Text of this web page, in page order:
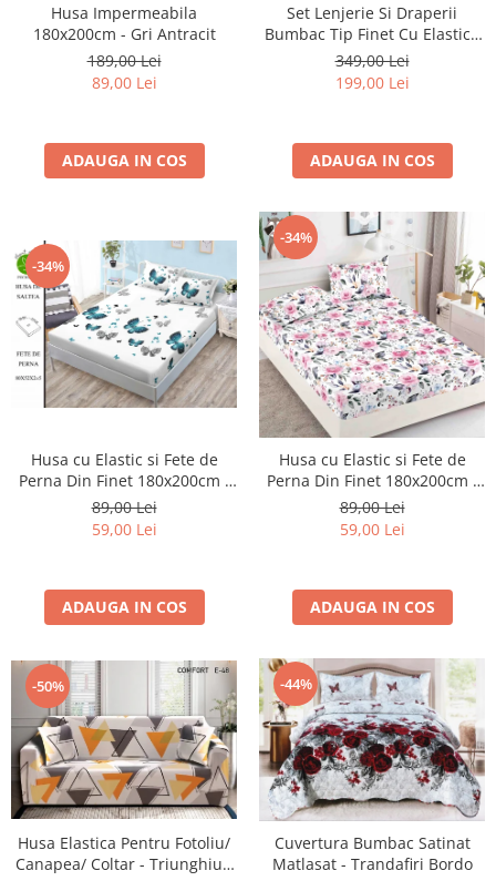
Husa Impermeabila
180x200cm - Gri Antracit
189,00 Lei
89,00 Lei
ADAUGA IN COS
Set Lenjerie Si Draperii
Bumbac Tip Finet Cu Elastic -
Pene Si Pasarele
349,00 Lei
199,00 Lei
ADAUGA IN COS
-34%
Husa cu Elastic si Fete de
Perna Din Finet 180x200cm -
Alba Cu Fluturasi
89,00 Lei
59,00 Lei
ADAUGA IN COS
-34%
Husa cu Elastic si Fete de
Perna Din Finet 180x200cm -
Many Flowers
89,00 Lei
59,00 Lei
ADAUGA IN COS
-50%
Husa Elastica Pentru Fotoliu/
Canapea/ Coltar - Triunghiuri
-44%
Cuvertura Bumbac Satinat
Matlasat - Trandafiri Bordo